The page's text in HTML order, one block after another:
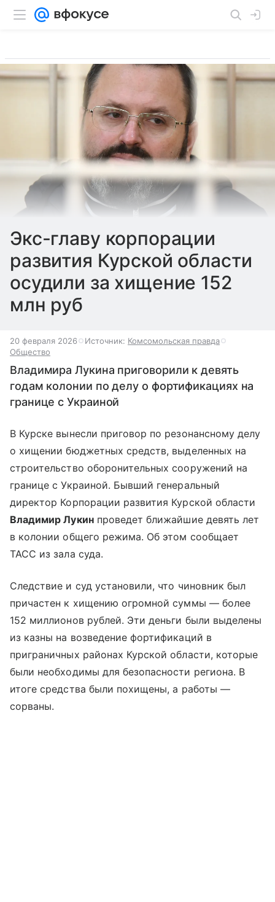
Экс-главу корпорации
развития Курской области
осудили за хищение 152
млн руб
20 февраля 2026 Источник: Комсомольская правда
Общество
Владимира Лукина приговорили к девять
годам колонии по делу о фортификациях на
границе с Украиной
В Курске вынесли приговор по резонансному делу
о хищении бюджетных средств, выделенных на
строительство оборонительных сооружений на
границе с Украиной. Бывший генеральный
директор Корпорации развития Курской области
Владимир Лукинпроведет ближайшие девять лет
в колонии общего режима. Об этом сообщает
ТАСС из зала суда.
Следствие и суд установили, что чиновник был
причастен к хищению огромной суммы — более
152 миллионов рублей. Эти деньги были выделены
из казны на возведение фортификаций в
приграничных районах Курской области, которые
были необходимы для безопасности региона. В
итоге средства были похищены, а работы —
сорваны.